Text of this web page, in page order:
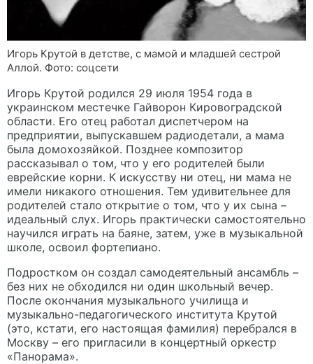
Игорь Крутой в детстве, с мамой и младшей сестрой
Аллой. Фото: соцсети
Игорь Крутой родился 29 июля 1954 года в
украинском местечке Гайворон Кировоградской
области. Его отец работал диспетчером на
предприятии, выпускавшем радиодетали, а мама
была домохозяйкой. Позднее композитор
рассказывал о том, что у его родителей были
еврейские корни. К искусству ни отец, ни мама не
имели никакого отношения. Тем удивительнее для
родителей стало открытие о том, что у их сына –
идеальный слух. Игорь практически самостоятельно
научился играть на баяне, затем, уже в музыкальной
школе, освоил фортепиано.
Подростком он создал самодеятельный ансамбль –
без них не обходился ни один школьный вечер.
После окончания музыкального училища и
музыкально-педагогического института Крутой
(это, кстати, его настоящая фамилия) перебрался в
Москву – его пригласили в концертный оркестр
«Панорама».